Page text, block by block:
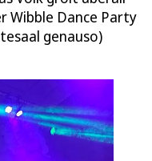
Wibble Dance Party
genauso)